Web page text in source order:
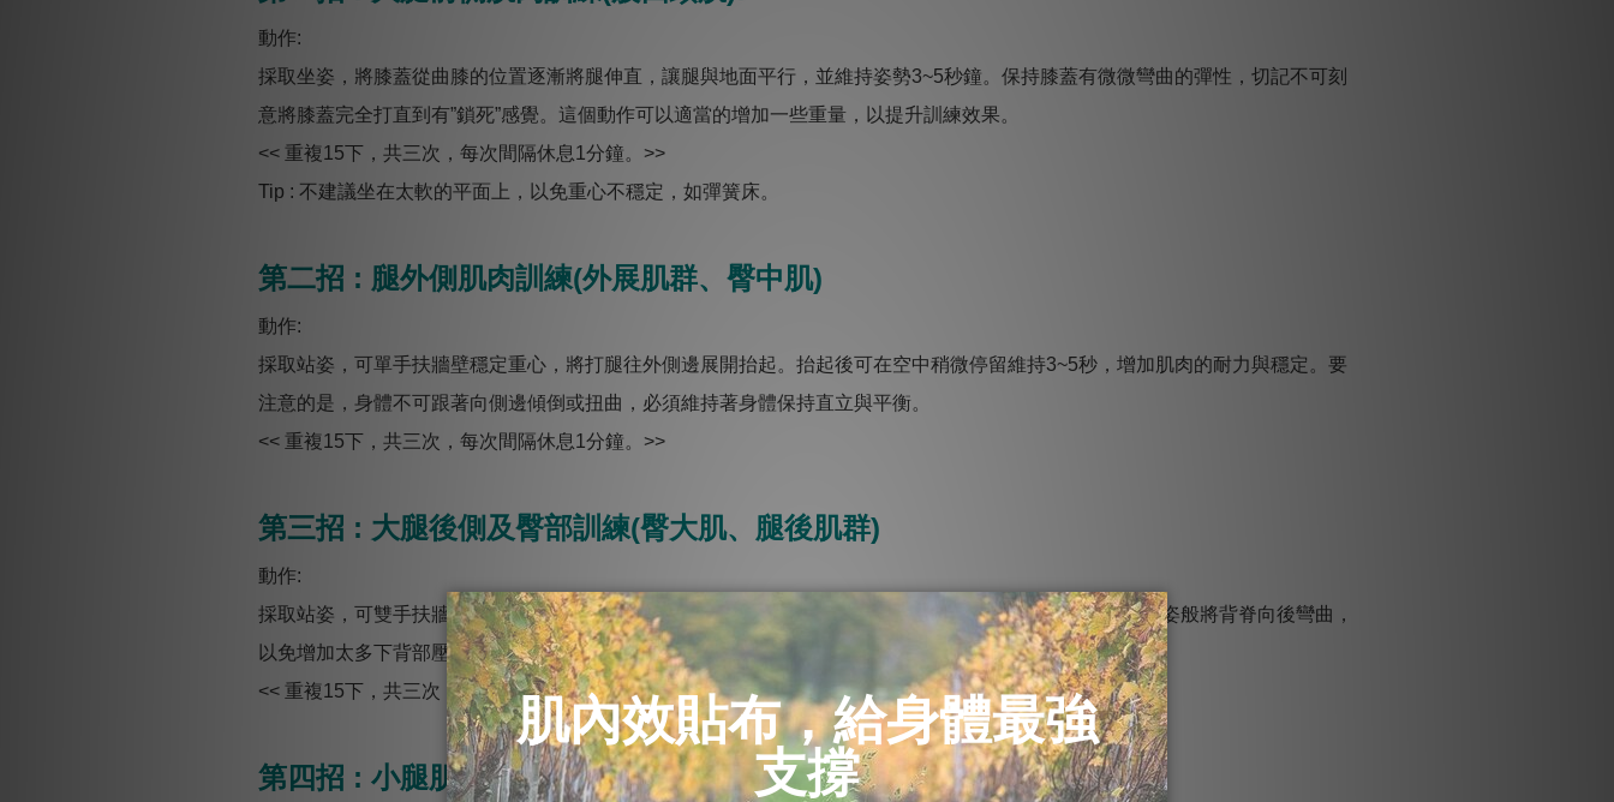
動作:
採取坐姿，將膝蓋從曲膝的位置逐漸將腿伸直，讓腿與地面平行，並維持姿勢3~5秒鐘。保持膝蓋有微微彎曲的彈性，切記不可刻
意將膝蓋完全打直到有”鎖死”感覺。這個動作可以適當的增加一些重量，以提升訓練效果。
<< 重複15下，共三次，每次間隔休息1分鐘。>>
Tip : 不建議坐在太軟的平面上，以免重心不穩定，如彈簧床。
第二招 : 腿外側肌肉訓練(外展肌群、臀中肌)
動作:
採取站姿，可單手扶牆壁穩定重心，將打腿往外側邊展開抬起。抬起後可在空中稍微停留維持3~5秒，增加肌肉的耐力與穩定。要
注意的是，身體不可跟著向側邊傾倒或扭曲，必須維持著身體保持直立與平衡。
<< 重複15下，共三次，每次間隔休息1分鐘。>>
第三招 : 大腿後側及臀部訓練(臀大肌、腿後肌群)
動作:
採取站姿，可雙手扶牆。將大腿向後抬起，身體保持直立，不可向前或向側邊扭曲，也不需要刻意像芭雷舞姿般將背脊向後彎曲，
以免增加太多下背部壓力。
<< 重複15下，共三次，每次間隔休息1分鐘。>>
第四招 : 小腿肌訓練(腓腸肌、比目魚肌)